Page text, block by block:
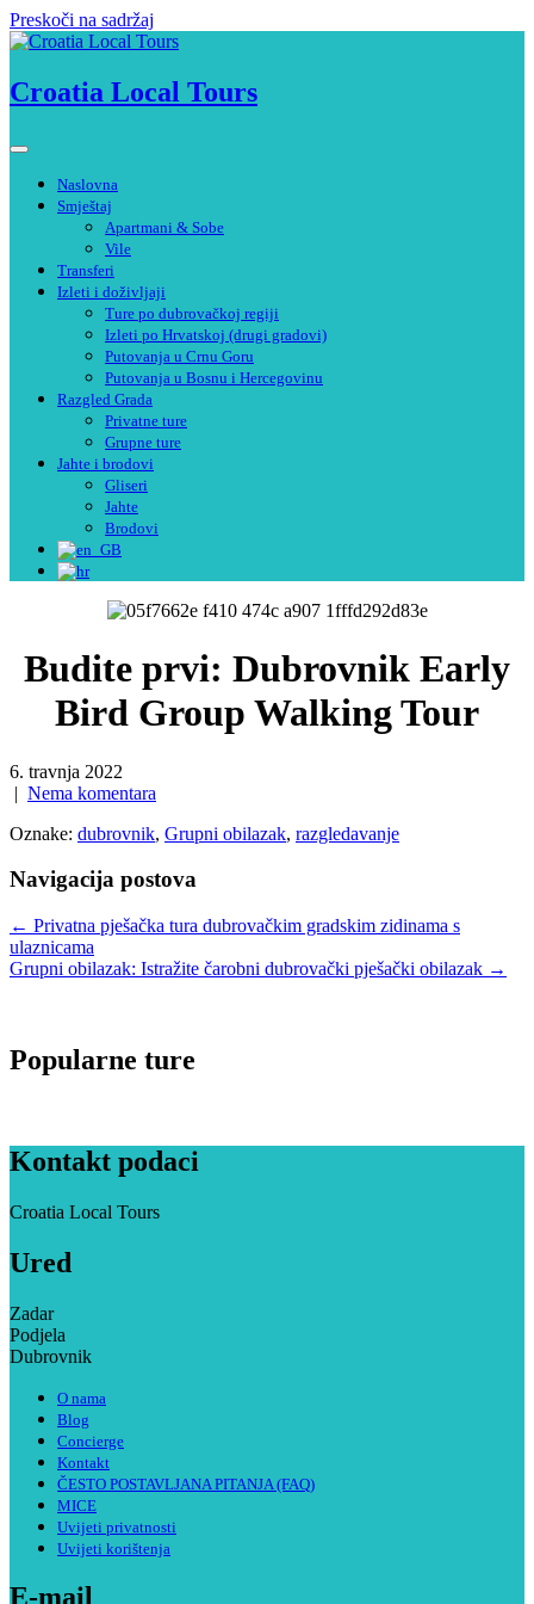
Preskoči na sadržaj
Croatia Local Tours
Naslovna
Smještaj
Apartmani & Sobe
Vile
Transferi
Izleti i doživljaji
Ture po dubrovačkoj regiji
Izleti po Hrvatskoj (drugi gradovi)
Putovanja u Crnu Goru
Putovanja u Bosnu i Hercegovinu
Razgled Grada
Privatne ture
Grupne ture
Jahte i brodovi
Gliseri
Jahte
Brodovi
Budite prvi: Dubrovnik Early
Bird Group Walking Tour
6. travnja 2022
| Nema komentara
Oznake: dubrovnik, Grupni obilazak, razgledavanje
Navigacija postova
← Privatna pješačka tura dubrovačkim gradskim zidinama s
ulaznicama
Grupni obilazak: Istražite čarobni dubrovački pješački obilazak →
Popularne ture
Kontakt podaci
Croatia Local Tours
Ured
Zadar
Podjela
Dubrovnik
O nama
Blog
Concierge
Kontakt
ČESTO POSTAVLJANA PITANJA (FAQ)
MICE
Uvijeti privatnosti
Uvijeti korištenja
E-mail